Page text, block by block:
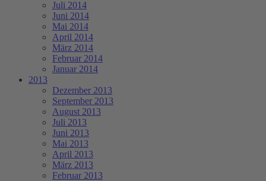
Juli 2014
Juni 2014
Mai 2014
April 2014
März 2014
Februar 2014
Januar 2014
2013
Dezember 2013
September 2013
August 2013
Juli 2013
Juni 2013
Mai 2013
April 2013
März 2013
Februar 2013